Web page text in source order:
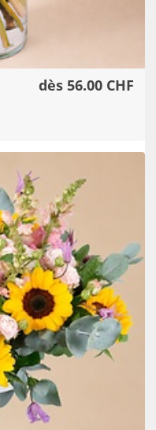
dès 56.00 CHF